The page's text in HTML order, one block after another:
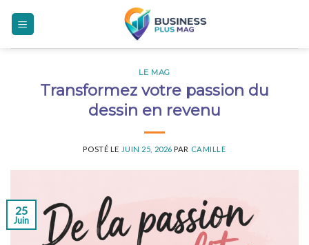
LE MAG
Transformez votre passion du
dessin en revenu
POSTÉ LE JUIN 25, 2026 PAR CAMILLE
25
Juin